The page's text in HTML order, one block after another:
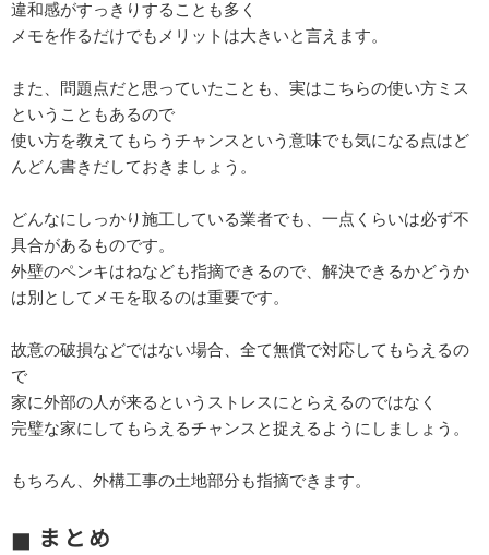
違和感がすっきりすることも多く
メモを作るだけでもメリットは大きいと言えます。
また、問題点だと思っていたことも、実はこちらの使い方ミス
ということもあるので
使い方を教えてもらうチャンスという意味でも気になる点はど
んどん書きだしておきましょう。
どんなにしっかり施工している業者でも、一点くらいは必ず不
具合があるものです。
外壁のペンキはねなども指摘できるので、解決できるかどうか
は別としてメモを取るのは重要です。
故意の破損などではない場合、全て無償で対応してもらえるの
で
家に外部の人が来るというストレスにとらえるのではなく
完璧な家にしてもらえるチャンスと捉えるようにしましょう。
もちろん、外構工事の土地部分も指摘できます。
まとめ